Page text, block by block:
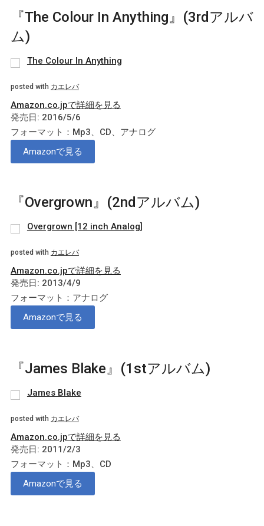
『The Colour In Anything』(3rdアルバ
ム)
The Colour In Anything
posted with カエレバ
Amazon.co.jpで詳細を見る
発売日: 2016/5/6
フォーマット：Mp3、CD、アナログ
Amazonで見る
『Overgrown』(2ndアルバム)
Overgrown [12 inch Analog]
posted with カエレバ
Amazon.co.jpで詳細を見る
発売日: 2013/4/9
フォーマット：アナログ
Amazonで見る
『James Blake』(1stアルバム)
James Blake
posted with カエレバ
Amazon.co.jpで詳細を見る
発売日: 2011/2/3
フォーマット：Mp3、CD
Amazonで見る